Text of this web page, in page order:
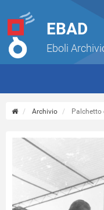
EBAD
Eboli
Archivio Palchetto